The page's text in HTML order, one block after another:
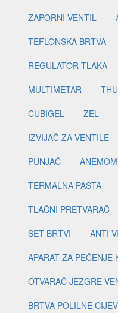
ZAPORNI VENTIL
TEFLONSKA BRTVA
REGULATOR TLAKA
MULTIMETAR
CUBIGEL
ZEL
IZVIJAČ ZA VENTILE
PUNJAČ
TERMALNA PASTA
TLAČNI PRETVARAČ
SET BRTVI
ANTI
APARAT ZA PEČENJE
OTVARAČ JEZGRE
BRTVA POLILNE